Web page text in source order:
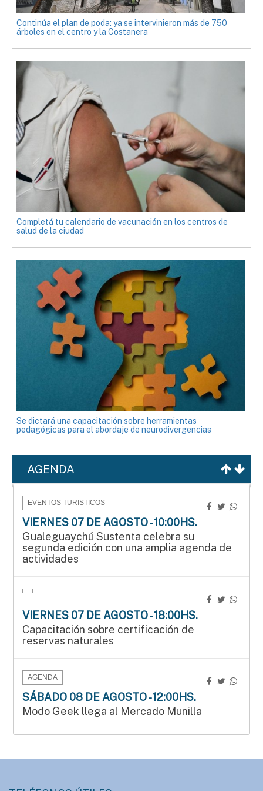
Continúa el plan de poda: ya se intervinieron más de 750
árboles en el centro y la Costanera
Completá tu calendario de vacunación en los centros de
salud de la ciudad
Se dictará una capacitación sobre herramientas
pedagógicas para el abordaje de neurodivergencias
AGENDA
EVENTOS TURISTICOS
VIERNES 07 DE AGOSTO - 10:00HS.
Gualeguaychú Sustenta celebra su
segunda edición con una amplia agenda de
actividades
VIERNES 07 DE AGOSTO - 18:00HS.
Capacitación sobre certificación de
reservas naturales
AGENDA
SÁBADO 08 DE AGOSTO - 12:00HS.
Modo Geek llega al Mercado Munilla